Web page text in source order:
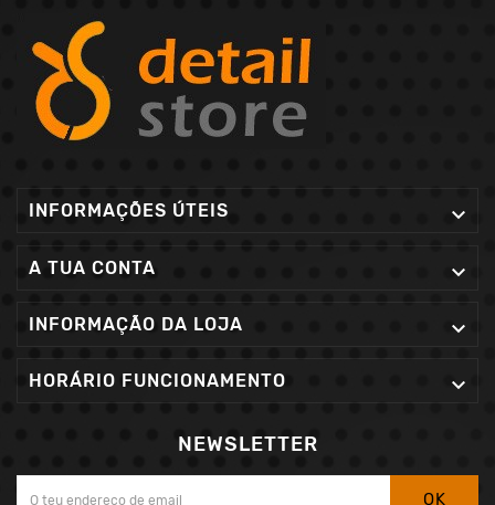
INFORMAÇÕES ÚTEIS 
A TUA CONTA 
INFORMAÇÃO DA LOJA 
HORÁRIO FUNCIONAMENTO 
NEWSLETTER
OK